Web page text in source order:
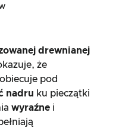
drewnianej
że
pod
nadru ku pieczątki
wyraźne i